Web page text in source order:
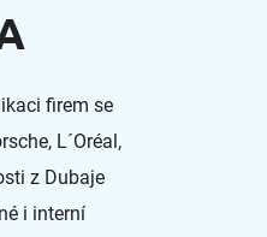
firem se
L´Oréal,
z Dubaje
i interní